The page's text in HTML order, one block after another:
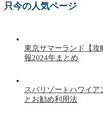
只今の人気ページ
東京サマーランド【攻
報2024年まとめ
スパリゾートハワイ
とお勧め利用法